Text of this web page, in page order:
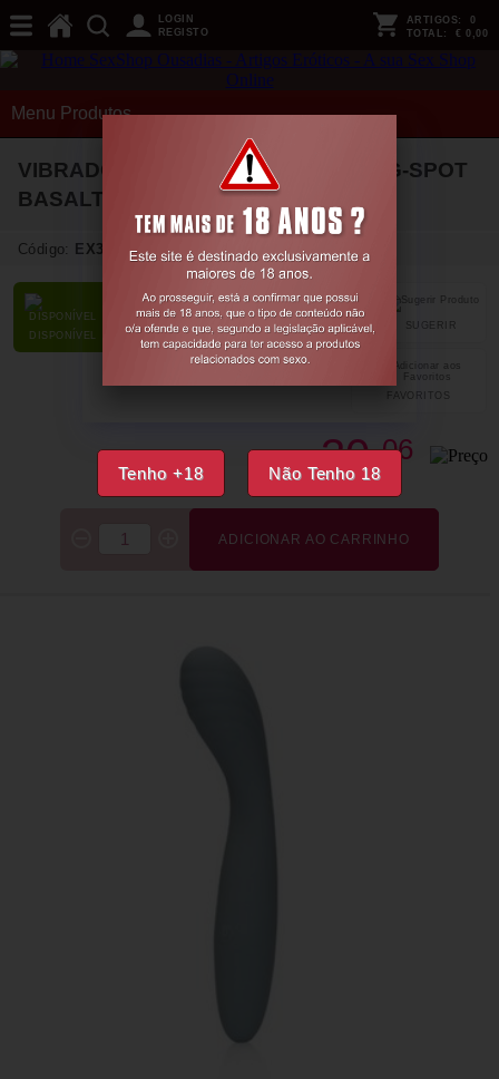
Tenho +18 Não Tenho 18
LOGIN
REGISTO
ARTIGOS: 0
TOTAL: € 0,00
Menu Produtos
VIBRADOR ULTRA SOFT SILICONE G-SPOT
BASALT GREY LOVELINE
Código: EX36963
DISPONÍVEL
SUGERIR
PARTILHAR
FAVORITOS
€30,06
ADICIONAR AO CARRINHO